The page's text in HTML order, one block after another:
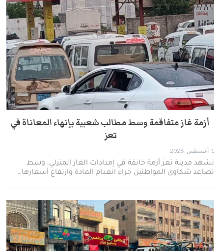
أزمة غاز متفاقمة وسط مطالب شعبية بإنهاء المعاناة في
تعز ​
1-أغسطس- 2026
​تشهد مدينة تعز أزمة خانقة في إمدادات الغاز المنزلي، وسط
تصاعد شكاوى المواطنين جراء انعدام المادة وارتفاع أسعارها…